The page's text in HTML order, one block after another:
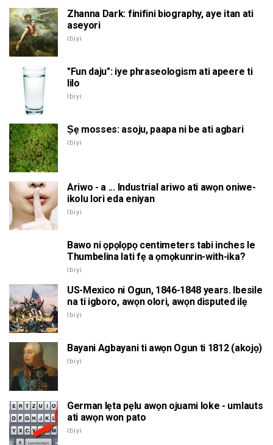
Zhanna Dark: finifini biography, aye itan ati
aseyori
Ibiyi
"Fun daju": iye phraseologism ati apeere ti
lilo
Ibiyi
Ṣẹ mosses: asoju, paapa ni be ati agbari
Ibiyi
Ariwo - a ... Industrial ariwo ati awọn oniwe-
ikolu lori eda eniyan
Ibiyi
Bawo ni ọpọlọpọ centimeters tabi inches le
Thumbelina lati fẹ a ọmọkunrin-with-ika?
Ibiyi
US-Mexico ni Ogun, 1846-1848 years. Ibesile
na ti igboro, awọn olori, awọn disputed ilẹ
Ibiyi
Bayani Agbayani ti awọn Ogun ti 1812 (akojọ)
Ibiyi
German lẹta pẹlu awọn ojuami loke - umlauts
ati awọn won pato
Ibiyi